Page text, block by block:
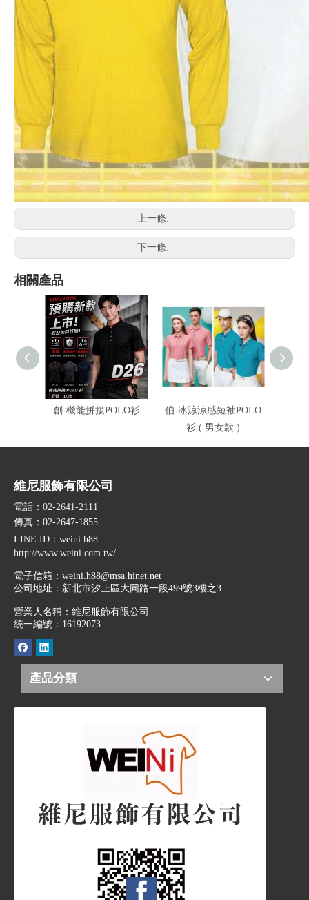
上一條:
下一條:
相關產品
創-機能拼接POLO衫
伯-冰涼涼感短袖POLO
衫 ( 男女款 )
維尼服飾有限公司
電話：02-2641-2111
傳真：02-2647-1855
LINE ID ：weini.h88
http://www.weini.com.tw/
電子信箱： weini.h88@msa.hinet.net
公司地址： 新北市汐止區大同路一段499號3樓之3
營業人名稱：維尼服飾有限公司
統一編號：16192073
產品分類